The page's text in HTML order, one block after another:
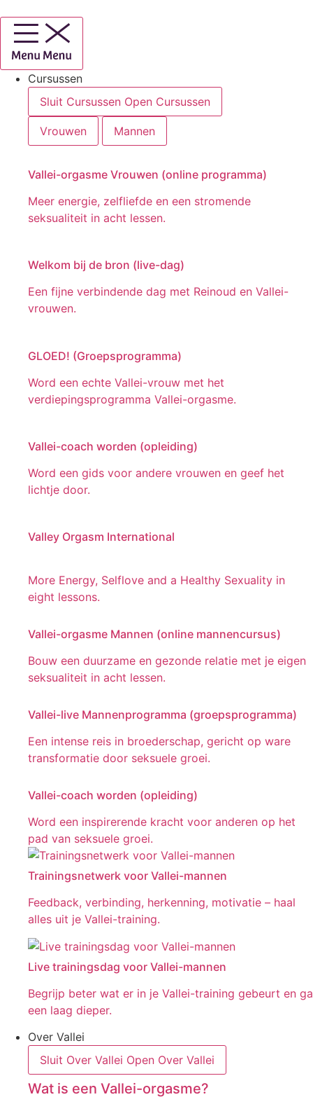
naar
inhoud
Cursussen
Sluit Cursussen Open Cursussen
Vrouwen Mannen
Vallei-orgasme Vrouwen (online programma)
Meer energie, zelfliefde en een stromende
seksualiteit in acht lessen.
Welkom bij de bron (live-dag)
Een fijne verbindende dag met Reinoud en Vallei-
vrouwen.
GLOED! (Groepsprogramma)
Word een echte Vallei-vrouw met het
verdiepingsprogramma Vallei-orgasme.
Vallei-coach worden (opleiding)
Word een gids voor andere vrouwen en geef het
lichtje door.
Valley Orgasm International
More Energy, Selflove and a Healthy Sexuality in
eight lessons.
Vallei-orgasme Mannen (online mannencursus)
Bouw een duurzame en gezonde relatie met je eigen
seksualiteit in acht lessen.
Vallei-live Mannenprogramma (groepsprogramma)
Een intense reis in broederschap, gericht op ware
transformatie door seksuele groei.
Vallei-coach worden (opleiding)
Word een inspirerende kracht voor anderen op het
pad van seksuele groei.
Trainingsnetwerk voor Vallei-mannen
Feedback, verbinding, herkenning, motivatie – haal
alles uit je Vallei-training.
Live trainingsdag voor Vallei-mannen
Begrijp beter wat er in je Vallei-training gebeurt en ga
een laag dieper.
Over Vallei
Sluit Over Vallei Open Over Vallei
Wat is een Vallei-orgasme?